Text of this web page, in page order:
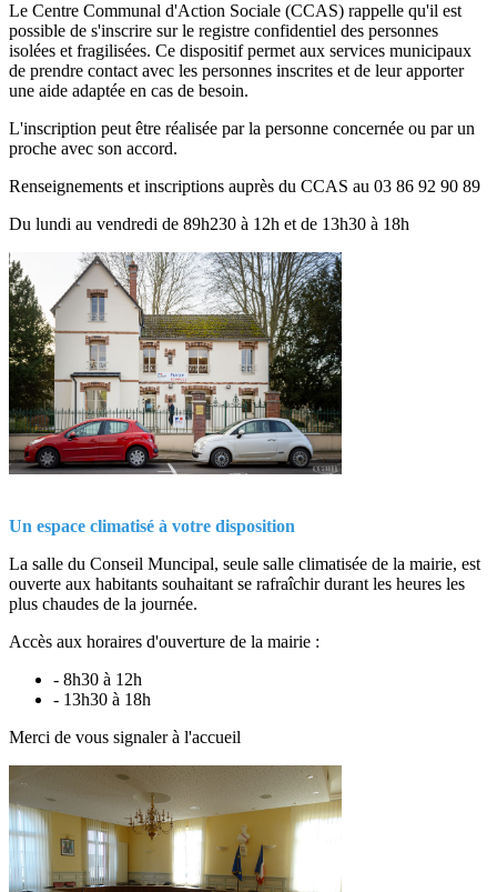
Le Centre Communal d'Action Sociale (CCAS) rappelle qu'il est
possible de s'inscrire sur le registre confidentiel des personnes
isolées et fragilisées. Ce dispositif permet aux services municipaux
de prendre contact avec les personnes inscrites et de leur apporter
une aide adaptée en cas de besoin.
L'inscription peut être réalisée par la personne concernée ou par un
proche avec son accord.
Renseignements et inscriptions auprès du CCAS au 03 86 92 90 89
Du lundi au vendredi de 89h230 à 12h et de 13h30 à 18h
Un espace climatisé à votre disposition
La salle du Conseil Muncipal, seule salle climatisée de la mairie, est
ouverte aux habitants souhaitant se rafraîchir durant les heures les
plus chaudes de la journée.
Accès aux horaires d'ouverture de la mairie :
- 8h30 à 12h
- 13h30 à 18h
Merci de vous signaler à l'accueil